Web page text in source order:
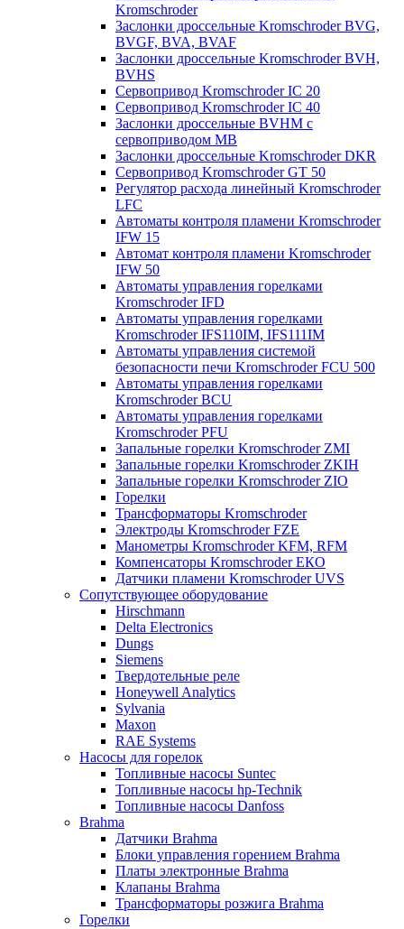
Kromschroder
Заслонки дроссельные Kromschroder BVG,
BVGF, BVA, BVAF
Заслонки дроссельные Kromschroder BVH,
BVHS
Сервопривод Kromschroder IC 20
Сервопривод Kromschroder IC 40
Заслонки дроссельные BVHM с
сервоприводом МВ
Заслонки дроссельные Kromschroder DKR
Cервопривод Kromschroder GT 50
Регулятор расхода линейный Kromschroder
LFC
Автоматы контроля пламени Kromschroder
IFW 15
Автомат контроля пламени Kromschroder
IFW 50
Автоматы управления горелками
Kromschroder IFD
Автоматы управления горелками
Kromschroder IFS110IM, IFS111IM
Автоматы управления системой
безопасности печи Kromschroder FCU 500
Автоматы управления горелками
Kromschroder BCU
Автоматы управления горелками
Kromschroder PFU
Запальные горелки Kromschroder ZМI
Запальные горелки Kromschroder ZKIH
Запальные горелки Kromschroder ZIO
Горелки
Трансформаторы Kromschroder
Электроды Kromschroder FZE
Манометры Kromschroder KFM, RFM
Компенсаторы Kromschroder ЕКО
Датчики пламени Kromschroder UVS
Сопутствующее оборудование
Hirschmann
Delta Electronics
Dungs
Siemens
Твердотельные реле
Honeywell Analytics
Sylvania
Maxon
RAE Systems
Насосы для горелок
Топливные насосы Suntec
Топливные насосы hp-Technik
Топливные насосы Danfoss
Brahma
Датчики Brahma
Блоки управления горением Brahma
Платы электронные Brahma
Клапаны Brahma
Трансформаторы розжига Brahma
Горелки